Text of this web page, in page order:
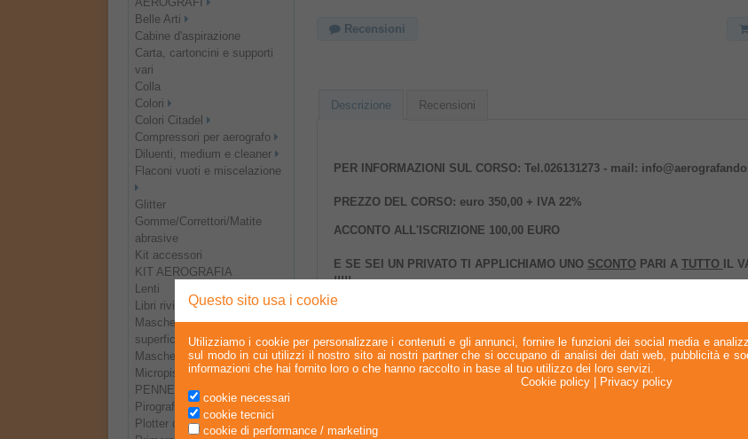
Belle Arti
Cabine d'aspirazione
Carta, cartoncini e supporti
vari
Colla
Colori
Colori Citadel
Compressori per aerografo
Diluenti, medium e cleaner
Flaconi vuoti e miscelazione
Glitter
Gomme/Correttori/Matite
abrasive
Kit accessori
KIT AEROGRAFIA
Lenti
Libri riviste e DVD
Mascheratura - Trattamento
superfici
Mascheratura e taglio
Micropistole - Spray Gun
PENNELLI
Pirografi
Plotter da taglio e accessori
Recensioni
Descrizione Recensioni
PER INFORMAZIONI SUL CORSO: Tel.026131273 - mail:
PREZZO DEL CORSO: euro 350,00 + IVA 22%
ACCONTO ALL'ISCRIZIONE 100,00 EURO
E SE SEI UN PRIVATO TI APPLICHIAMO UNO SCONTOPARI A TUTTO IL
!!!!!
DATA DEL CORSO: Sabato 28 e Domenica 29 NOVEMBRE 2026
DURATA DEL CORSO:due giorni consecutivi per un totale di 16 ore
NUMERO PARTECIPANTI:
Questo sito usa i cookie
Utilizziamo i cookie per personalizzare i contenuti e gli annunci, fornire le funzioni dei social media e
sul modo in cui utilizzi il nostro sito ai nostri partner che si occupano di analisi dei dati web, pubblicità e
informazioni che hai fornito loro o che hanno raccolto in base al tuo utilizzo dei loro servizi.
Cookie policy| Privacy policy
cookie necessari
cookie tecnici
cookie di performance / marketing